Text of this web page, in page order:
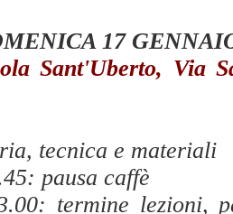
17
Sant'Uberto, Via
tecnica e materiali
pausa caffè
termine lezioni,